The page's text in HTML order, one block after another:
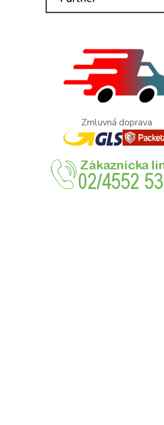
Zmluvná doprava